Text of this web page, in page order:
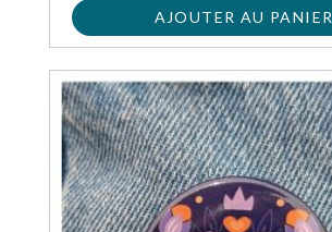
AJOUTER AU PANIER